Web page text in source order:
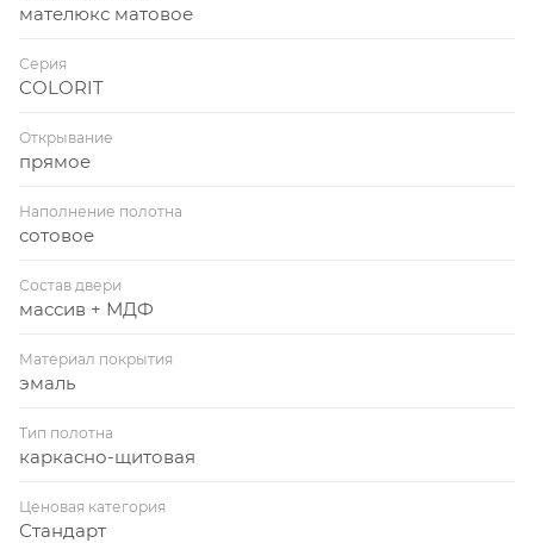
мателюкс матовое
Серия
COLORIT
Открывание
прямое
Наполнение полотна
сотовое
Состав двери
массив + МДФ
Материал покрытия
эмаль
Тип полотна
каркасно-щитовая
Ценовая категория
Стандарт